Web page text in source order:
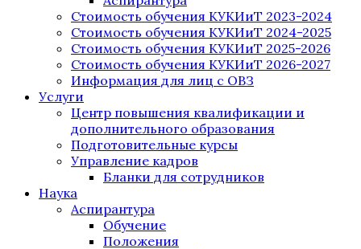
Стоимость обучения КУКИиТ 2023-2024
Стоимость обучения КУКИиТ 2024-2025
Стоимость обучения КУКИиТ 2025-2026
Стоимость обучения КУКИиТ 2026-2027
Информация для лиц с ОВЗ
Услуги
Центр повышения квалификации и
дополнительного образования
Подготовительные курсы
Управление кадров
Бланки для сотрудников
Наука
Аспирантура
Обучение
Положения